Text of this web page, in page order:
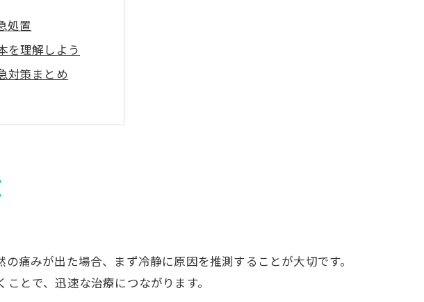
処置
を理解しよう
対策まとめ
めの行動手順
な準備とは
市川市の対応法
談先を確認
体制を活用する
する際の注意点
痛みが出た場合、まず冷静に原因を推測することが大切です。
とで、迅速な治療につながります。